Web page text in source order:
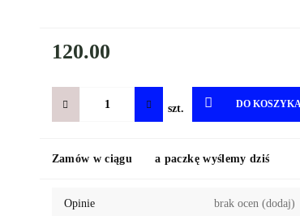
120.00
szt. DO
Zamów w ciągu a paczkę wyślemy dziś
Opinie brak ocen (dodaj)